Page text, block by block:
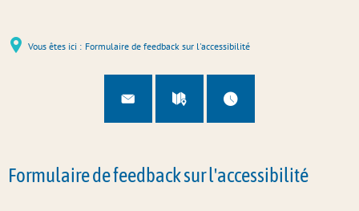
Vous êtes ici : Formulaire de feedback sur l'accessibilité
Formulaire de feedback sur l'accessibilité